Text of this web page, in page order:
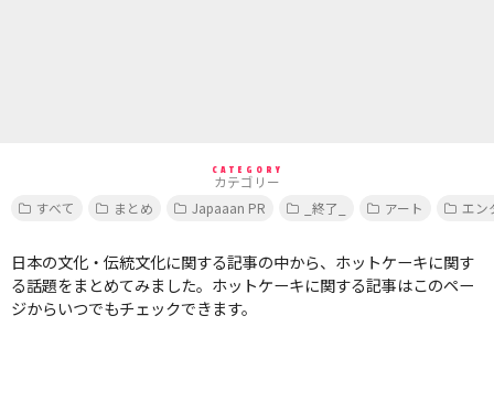
CATEGORY
カテゴリー
すべて
まとめ Japaaan PR _終了_ アート エン
日本の文化・伝統文化に関する記事の中から、ホットケーキに関す
る話題をまとめてみました。ホットケーキに関する記事はこのペー
ジからいつでもチェックできます。